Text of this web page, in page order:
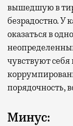
вышедшую в
безрадостно. У
оказаться в
чувствуют
порядочность,
Минус: